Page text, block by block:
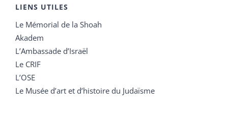
LIENS UTILES
Le Mémorial de la Shoah
Akadem
L’Ambassade d’Israël
Le CRIF
L’OSE
Le Musée d’art et d’histoire du Judaïsme